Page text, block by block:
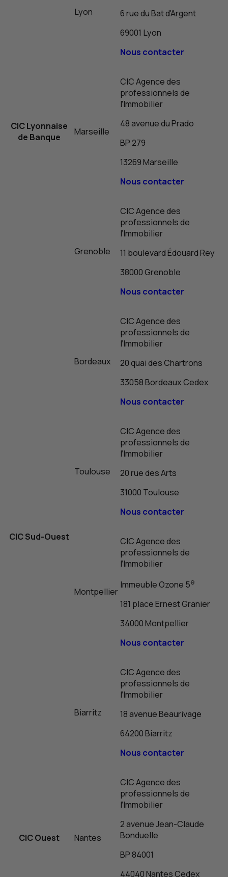
CICLyonnaise
de Banque
Lyon
6 rue du Bat d'Argent
69001 Lyon
Nous contacter
Marseille
CICAgence des
professionnels de
l’Immobilier
48 avenue du Prado
BP279
13269 Marseille
Nous contacter
Grenoble
CICAgence des
professionnels de
l’Immobilier
11 boulevard Édouard Rey
38000 Grenoble
Nous contacter
CICSud-Ouest
Bordeaux
CICAgence des
professionnels de
l’Immobilier
20 quai des Chartrons
33058 Bordeaux Cedex
Nous contacter
Toulouse
CICAgence des
professionnels de
l’Immobilier
20 rue des Arts
31000 Toulouse
Nous contacter
Montpellier
CICAgence des
professionnels de
l’Immobilier
Immeuble Ozone 5e
181 place Ernest Granier
34000 Montpellier
Nous contacter
Biarritz
CICAgence des
professionnels de
l’Immobilier
18 avenue Beaurivage
64200 Biarritz
Nous contacter
CICOuest Nantes
CICAgence des
professionnels de
l’Immobilier
2 avenue Jean-Claude
Bonduelle
BP84001
44040 Nantes Cedex